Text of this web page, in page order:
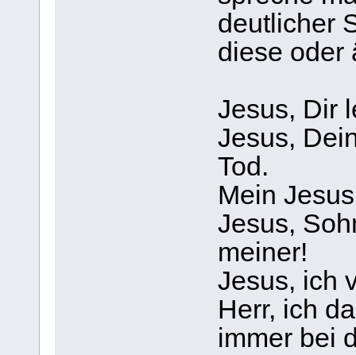
deutlicher
diese oder
Jesus, Dir
Jesus,
Tod.
Mein
Jesus,
meiner!
Jesus, ich
Herr, ich
immer bei